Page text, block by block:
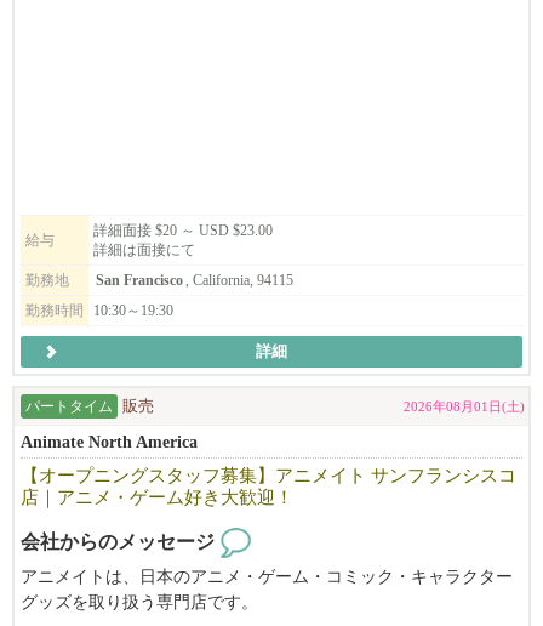
通じて仲間を大切にする。お客様、仲間、人と関わりながら幸せ
を感じ楽しく働けることを目指している、そんなチームです。
未経験者でも大丈夫です。難しく考えることはありません。特別
な技能も要りません。人が好きで、人を笑顔にする事を仕事にし
たい方、世界で活躍したい方はぜひチームに加わってください！
アニメやグッズが好きな方、明るく前向きに取り組める方歓迎！
履歴書を usaanimateos950@gmail.com までお送りください。ご応募
お待ちしております。
給与
詳細面接 $20 ～ USD $23.00
詳細は面接にて
勤務地
San Francisco, California, 94115
勤務時間
10:30～19:30
詳細
パートタイム 販売 2026年08月01日(土)
Animate North America
【オープニングスタッフ募集】アニメイト サンフランシスコ
店｜アニメ・ゲーム好き大歓迎！
会社からのメッセージ
アニメイトは、日本のアニメ・ゲーム・コミック・キャラクター
グッズを取り扱う専門店です。